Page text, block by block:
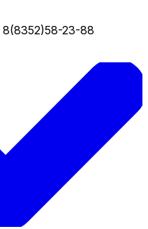
8(8352)58-23-88